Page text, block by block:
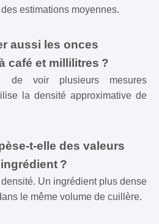
estimations moyennes.
aussi les onces
café et millilitres ?
de voir plusieurs mesures
la densité approximative de
t-elle des valeurs
?
Un ingrédient plus dense
le même volume de cuillère.